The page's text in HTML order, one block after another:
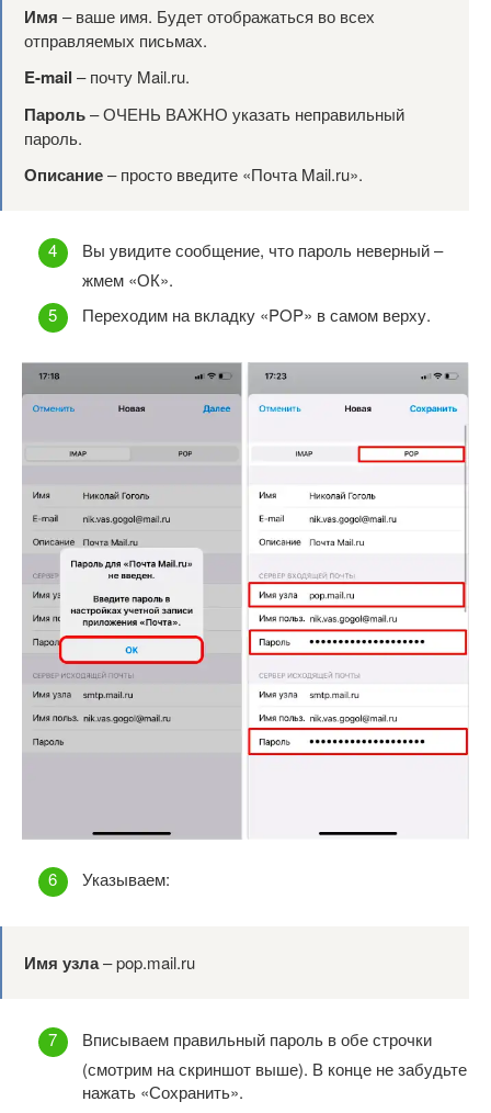
Имя – ваше имя. Будет отображаться во всех
отправляемых письмах.
E-mail – почту Mail.ru.
Пароль– ОЧЕНЬ ВАЖНО указать неправильный
пароль.
Описание– просто введите «Почта Mail.ru».
Вы увидите сообщение, что пароль неверный –
жмем «ОК».
Переходим на вкладку «POP» в самом верху.
Указываем:
Имя узла– pop.mail.ru
Вписываем правильный пароль в обе строчки
(смотрим на скриншот выше). В конце не забудьте
нажать «Сохранить».